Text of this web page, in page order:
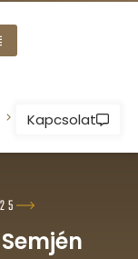
Települések
Kapcsolat